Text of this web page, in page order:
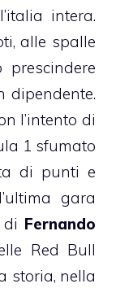
intera.
alle spalle
dipendente.
l’intento di
1 sfumato
di punti e
gara
Fernando
Red Bull
storia, nella